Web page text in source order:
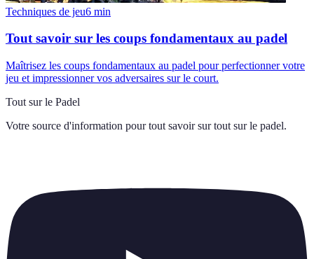
Techniques de jeu6 min
Tout savoir sur les coups fondamentaux au padel
Maîtrisez les coups fondamentaux au padel pour perfectionner votre
jeu et impressionner vos adversaires sur le court.
Tout sur le Padel
Votre source d'information pour tout savoir sur tout sur le padel.